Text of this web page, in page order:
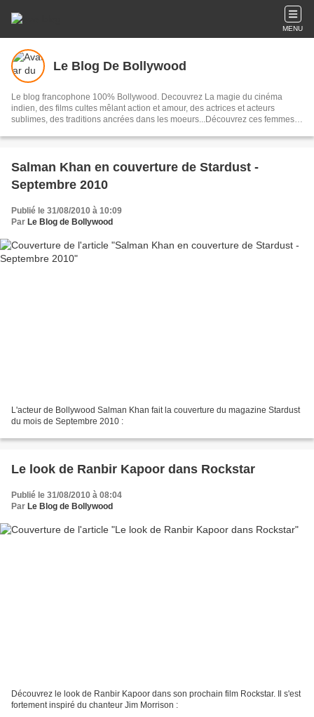
MENU
Le Blog De Bollywood
Le blog francophone 100% Bollywood. Decouvrez La magie du cinéma
indien, des films cultes mêlant action et amour, des actrices et acteurs
sublimes, des traditions ancrées dans les moeurs...Découvrez ces femmes
Salman Khan en couverture de Stardust -
Septembre 2010
Publié le 31/08/2010 à 10:09
Par Le Blog de Bollywood
L'acteur de Bollywood Salman Khan fait la couverture du magazine Stardust
du mois de Septembre 2010 :
Le look de Ranbir Kapoor dans Rockstar
Publié le 31/08/2010 à 08:04
Par Le Blog de Bollywood
Découvrez le look de Ranbir Kapoor dans son prochain film Rockstar. Il s'est
fortement inspiré du chanteur Jim Morrison :